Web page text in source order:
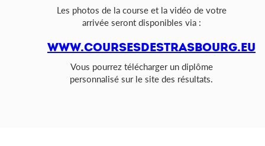
Les photos de la course et la vidéo de votre
arrivée seront disponibles via :
WWW.COURSESDESTRASBOURG.EU
Vous pourrez télécharger un diplôme
personnalisé sur le site des résultats.